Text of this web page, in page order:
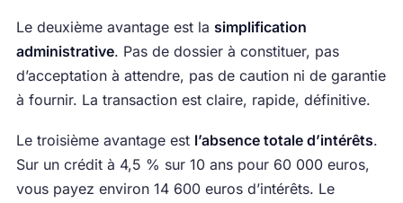
Le deuxième avantage est la simplification
administrative. Pas de dossier à constituer, pas
d’acceptation à attendre, pas de caution ni de garantie
à fournir. La transaction est claire, rapide, définitive.
Le troisième avantage est l’absence totale d’intérêts.
Sur un crédit à 4,5 % sur 10 ans pour 60 000 euros,
vous payez environ 14 600 euros d’intérêts. Le